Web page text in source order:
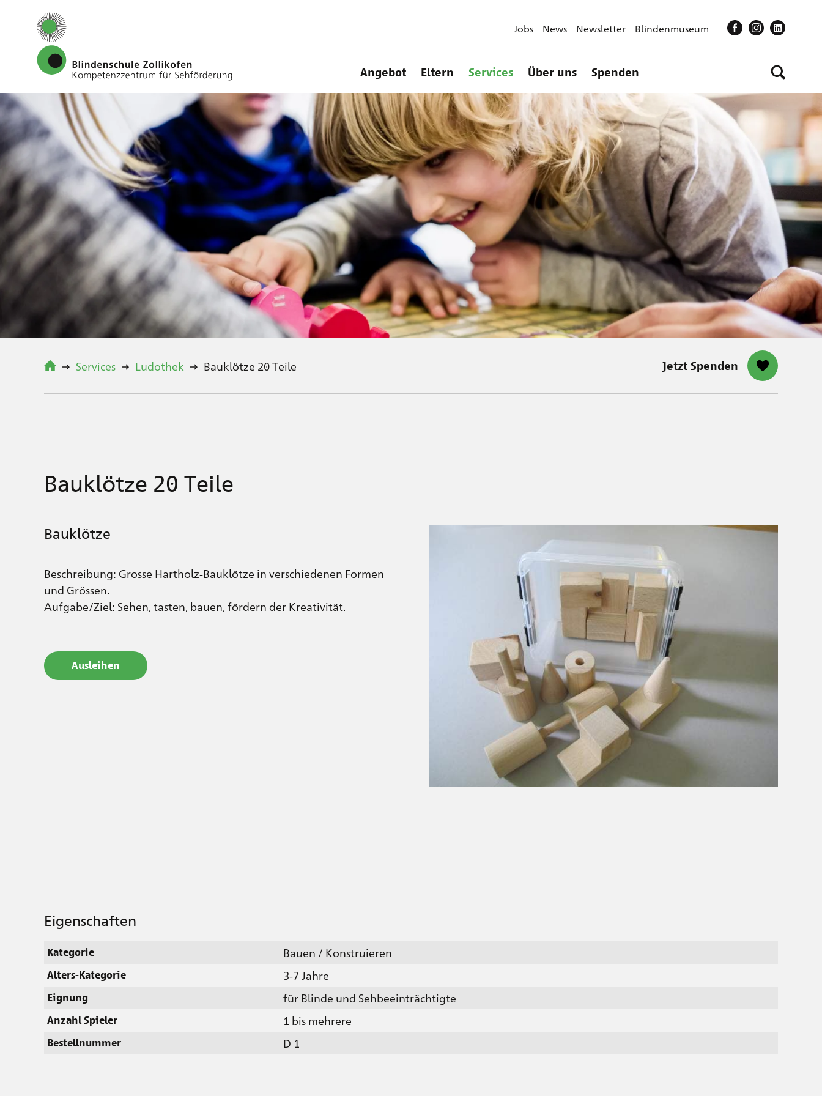
Angebot Eltern Services Über uns Spenden
Jobs News Newsletter Blindenmuseum
Services Ludothek Bauklötze 20 Teile Jetzt Spenden
Bauklötze 20 Teile
Bauklötze
Beschreibung: Grosse Hartholz-Bauklötze in verschiedenen Formen
und Grössen.
Aufgabe/Ziel: Sehen, tasten, bauen, fördern der Kreativität.
Ausleihen
Eigenschaften
Kategorie Bauen / Konstruieren
Alters-Kategorie 3-7 Jahre
Eignung für Blinde und Sehbeeinträchtigte
Anzahl Spieler 1 bis mehrere
Bestellnummer D 1